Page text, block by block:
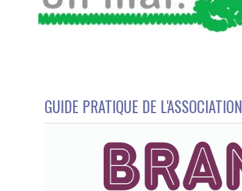
GUIDE PRATIQUE DE L'ASSOCIATION